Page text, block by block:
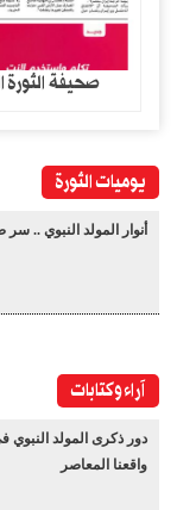
صحيفة الثورة السبت 25
يوميات الثورة
أنوار المولد النبوي ..
آراء وكتابات
دور ذكرى المولد النبوي
واقعنا المعاصر